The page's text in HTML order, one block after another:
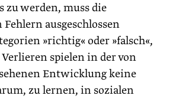
zu werden, muss die
ausgeschlossen
»richtig« oder »falsch«,
spielen in der von
Entwicklung keine
zu lernen, in sozialen